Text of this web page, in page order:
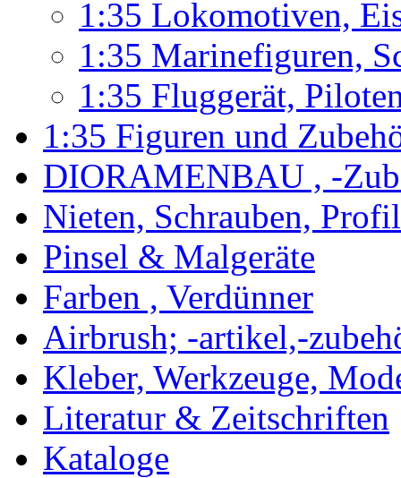
1:35 Lokomotiven,
1:35 Marinefiguren,
1:35 Fluggerät,
1:35 Figuren und
DIORAMENBAU , -
Nieten, Schrauben,
Pinsel & Malgeräte
Farben , Verdünner
Airbrush; -artikel,-
Kleber, Werkzeuge,
Literatur & Zeitschriften
Kataloge